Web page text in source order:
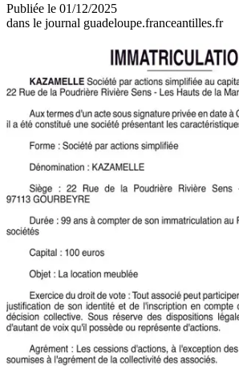
Publiée le 01/12/2025
dans le journal guadeloupe.franceantilles.fr